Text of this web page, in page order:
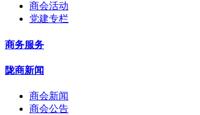
商会活动
党建专栏
商务服务
陇商新闻
商会新闻
商会公告